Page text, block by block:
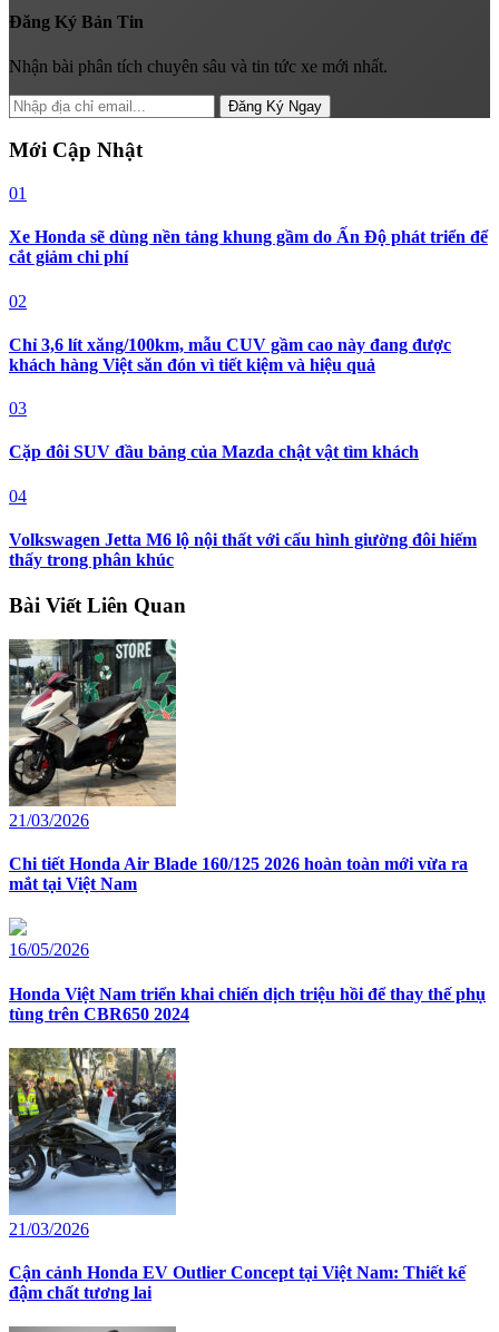
Đăng Ký Bản Tin
Nhận bài phân tích chuyên sâu và tin tức xe mới nhất.
Đăng Ký Ngay
Mới Cập Nhật
01
Xe Honda sẽ dùng nền tảng khung gầm do Ấn Độ phát triển để
cắt giảm chi phí
02
Chỉ 3,6 lít xăng/100km, mẫu CUV gầm cao này đang được
khách hàng Việt săn đón vì tiết kiệm và hiệu quả
03
Cặp đôi SUV đầu bảng của Mazda chật vật tìm khách
04
Volkswagen Jetta M6 lộ nội thất với cấu hình giường đôi hiếm
thấy trong phân khúc
Bài Viết Liên Quan
21/03/2026
Chi tiết Honda Air Blade 160/125 2026 hoàn toàn mới vừa ra
mắt tại Việt Nam
16/05/2026
Honda Việt Nam triển khai chiến dịch triệu hồi để thay thế phụ
tùng trên CBR650 2024
21/03/2026
Cận cảnh Honda EV Outlier Concept tại Việt Nam: Thiết kế
đậm chất tương lai